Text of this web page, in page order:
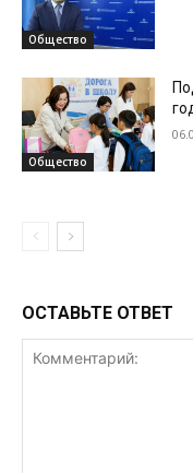
Общество
Общество
ОСТАВЬТЕ ОТВЕТ